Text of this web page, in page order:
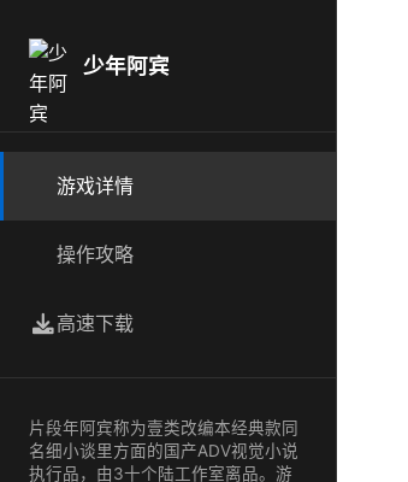
少年阿宾
游戏详情
操作攻略
高速下载
片段年阿宾称为壹类改编本经典款同
名细小谈里方面的国产ADV视觉小说
执行品，由3十个陆工作室离品。游